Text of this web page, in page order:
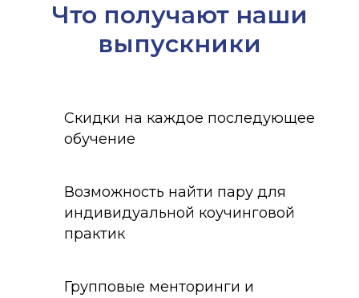
Что получают наши
выпускники
Скидки на каждое последующее
обучение
Возможность найти пару для
индивидуальной коучинговой
практик
Групповые менторинги и